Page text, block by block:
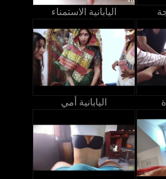
اليابانية الاستمناء
اليابانية أمي